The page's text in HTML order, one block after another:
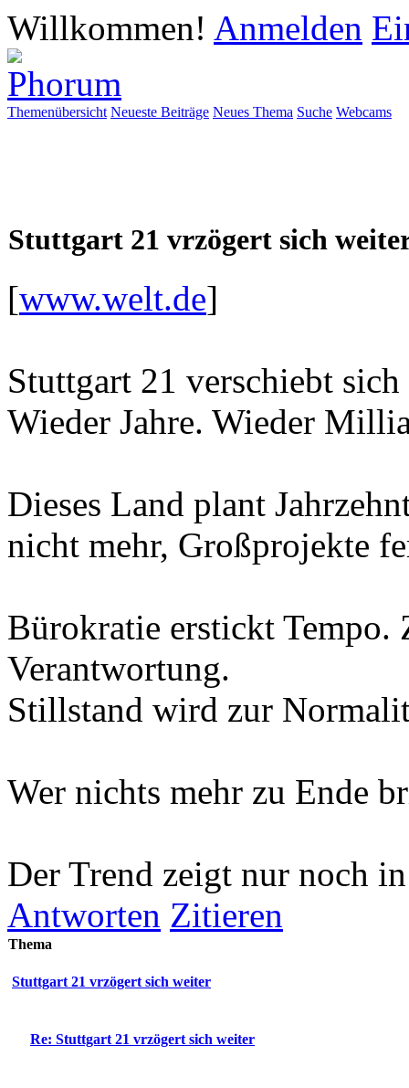
Willkommen! Anmelden
Themenübersicht Neueste Beiträge Neues Thema Suche Webcams
Stuttgart 21 vrzögert sich
[www.welt.de]
Stuttgart 21 verschiebt
Wieder Jahre. Wieder
Dieses Land plant
nicht mehr, Großprojekte
Bürokratie erstickt Tempo.
Verantwortung.
Stillstand wird zur
Wer nichts mehr zu Ende
Der Trend zeigt nur noch
Antworten Zitieren
Thema
Stuttgart 21 vrzögert sich weiter
Re: Stuttgart 21 vrzögert sich weiter